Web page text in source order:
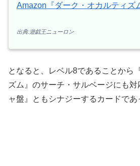
Amazon『ダーク・オカルティズ
出典:遊戯王ニューロン
となると、レベル8であることから
ズム』のサーチ・サルベージにも
ャ盤』ともシナジーするカードであ